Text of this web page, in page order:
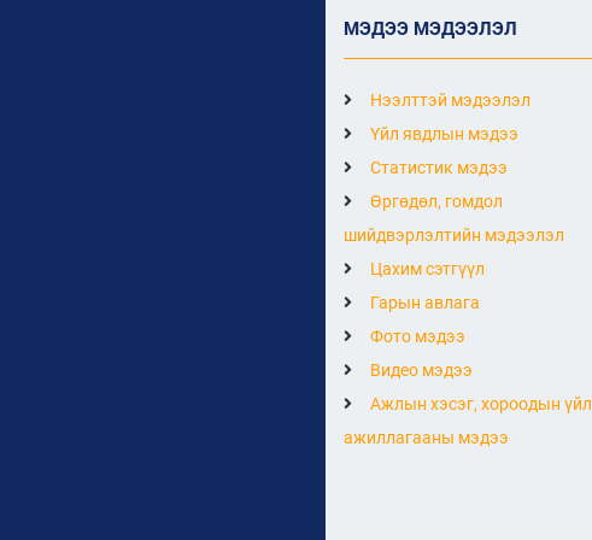
МЭДЭЭ МЭДЭЭЛЭЛ
Нээлттэй мэдээлэл
Үйл явдлын мэдээ
Статистик мэдээ
Өргөдөл, гомдол
шийдвэрлэлтийн мэдээлэл
Цахим сэтгүүл
Гарын авлага
Фото мэдээ
Видео мэдээ
Ажлын хэсэг, хороодын үйл
ажиллагааны мэдээ